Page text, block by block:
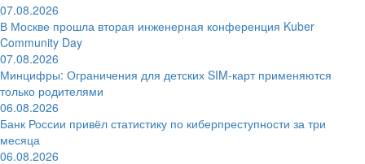
07.08.2026
В Москве прошла вторая инженерная конференция Kuber
Community Day
07.08.2026
Минцифры: Ограничения для детских SIM-карт применяются
только родителями
06.08.2026
Банк России привёл статистику по киберпреступности за три
месяца
06.08.2026